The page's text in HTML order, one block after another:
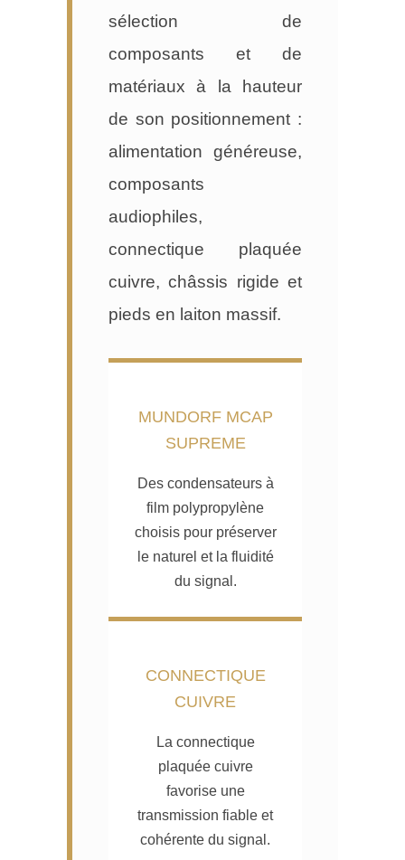
sélection de
composants et de
matériaux à la hauteur
de son positionnement :
alimentation généreuse,
composants
audiophiles,
connectique plaquée
cuivre, châssis rigide et
pieds en laiton massif.
MUNDORF MCAP
SUPREME
Des condensateurs à
film polypropylène
choisis pour préserver
le naturel et la fluidité
du signal.
CONNECTIQUE
CUIVRE
La connectique
plaquée cuivre
favorise une
transmission fiable et
cohérente du signal.